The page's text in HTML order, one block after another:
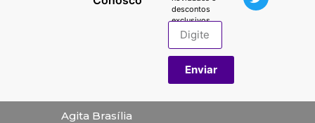
descontos
exclusivos.
Enviar
Agita Brasília